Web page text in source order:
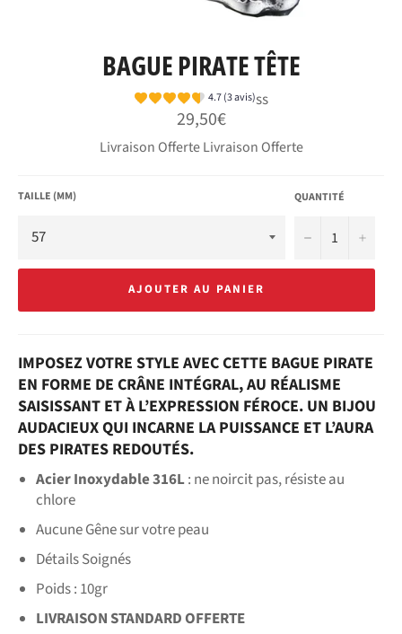
BAGUE PIRATE TÊTE
4.7 (3 avis)ss
Prix
régulier
29,50€
Livraison Offerte Livraison Offerte
TAILLE (MM) QUANTITÉ
− +
AJOUTER AU PANIER
IMPOSEZ VOTRE STYLE AVEC CETTE BAGUE PIRATE
EN FORME DE CRÂNE INTÉGRAL, AU RÉALISME
SAISISSANT ET À L’EXPRESSION FÉROCE. UN BIJOU
AUDACIEUX QUI INCARNE LA PUISSANCE ET L’AURA
DES PIRATES REDOUTÉS.
Acier Inoxydable 316L: ne noircit pas, résiste au
chlore
Aucune Gêne sur votre peau
Détails Soignés
Poids : 10gr
LIVRAISON STANDARD OFFERTE